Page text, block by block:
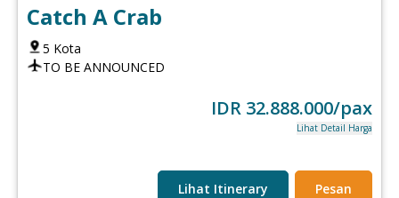
Catch A Crab
5 Kota
TO BE ANNOUNCED
IDR 32.888.000/pax
Lihat Detail Harga
Lihat Itinerary Pesan